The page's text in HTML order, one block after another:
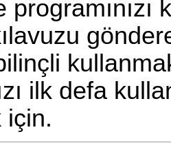
ilk defa
için.